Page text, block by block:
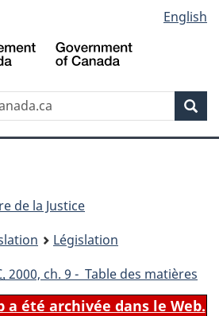
au
contenu
propos
de
la
HTML
simplifiée
English
de la Justice
Législation
2000, ch. 9 - Table des matières
a été archivée dans le Web.